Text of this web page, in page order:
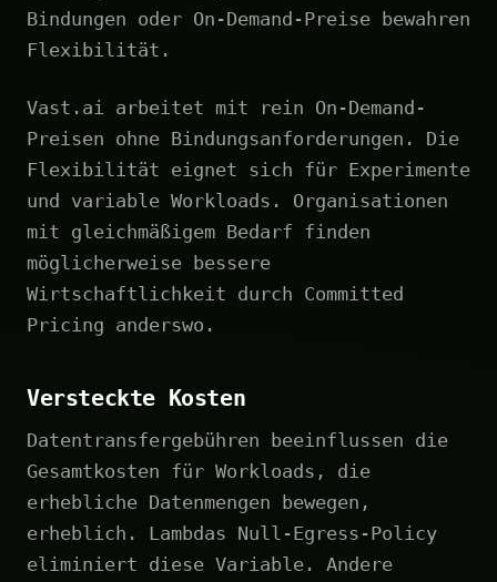
Bindungen oder On-Demand-Preise bewahren
Flexibilität.
Vast.ai arbeitet mit rein On-Demand-
Preisen ohne Bindungsanforderungen. Die
Flexibilität eignet sich für Experimente
und variable Workloads. Organisationen
mit gleichmäßigem Bedarf finden
möglicherweise bessere
Wirtschaftlichkeit durch Committed
Pricing anderswo.
Versteckte Kosten
Datentransfergebühren beeinflussen die
Gesamtkosten für Workloads, die
erhebliche Datenmengen bewegen,
erheblich. Lambdas Null-Egress-Policy
eliminiert diese Variable. Andere